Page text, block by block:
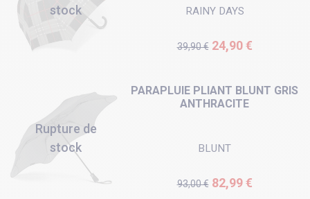
stock
RAINY DAYS
Prix de base
39,90 € Prix
24,90 €
Rupture de
stock
PARAPLUIE PLIANT BLUNT GRIS
ANTHRACITE
BLUNT
Prix de base
93,00 € Prix
82,99 €